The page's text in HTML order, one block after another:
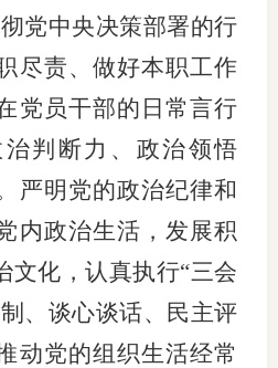
党中央决策部署的行
尽责、做好本职工作
党员干部的日常言行
判断力、政治领悟
严明党的政治纪律和
内政治生活，发展积
文化，认真执行“三会
、谈心谈话、民主评
动党的组织生活经常